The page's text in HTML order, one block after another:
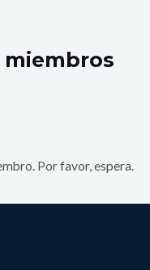
Por favor, espera.